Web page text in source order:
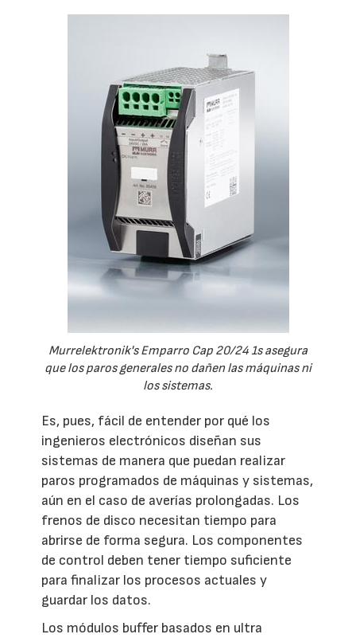
Murrelektronik's Emparro Cap 20/24 1s asegura
que los paros generales no dañen las máquinas ni
los sistemas.
Es, pues, fácil de entender por qué los
ingenieros electrónicos diseñan sus
sistemas de manera que puedan realizar
paros programados de máquinas y sistemas,
aún en el caso de averías prolongadas. Los
frenos de disco necesitan tiempo para
abrirse de forma segura. Los componentes
de control deben tener tiempo suficiente
para finalizar los procesos actuales y
guardar los datos.
Los módulos buffer basados en ultra